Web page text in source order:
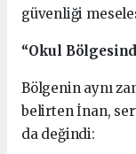
güvenliği
“Okul
Bölgenin aynı
belirten İnan,
da değindi: